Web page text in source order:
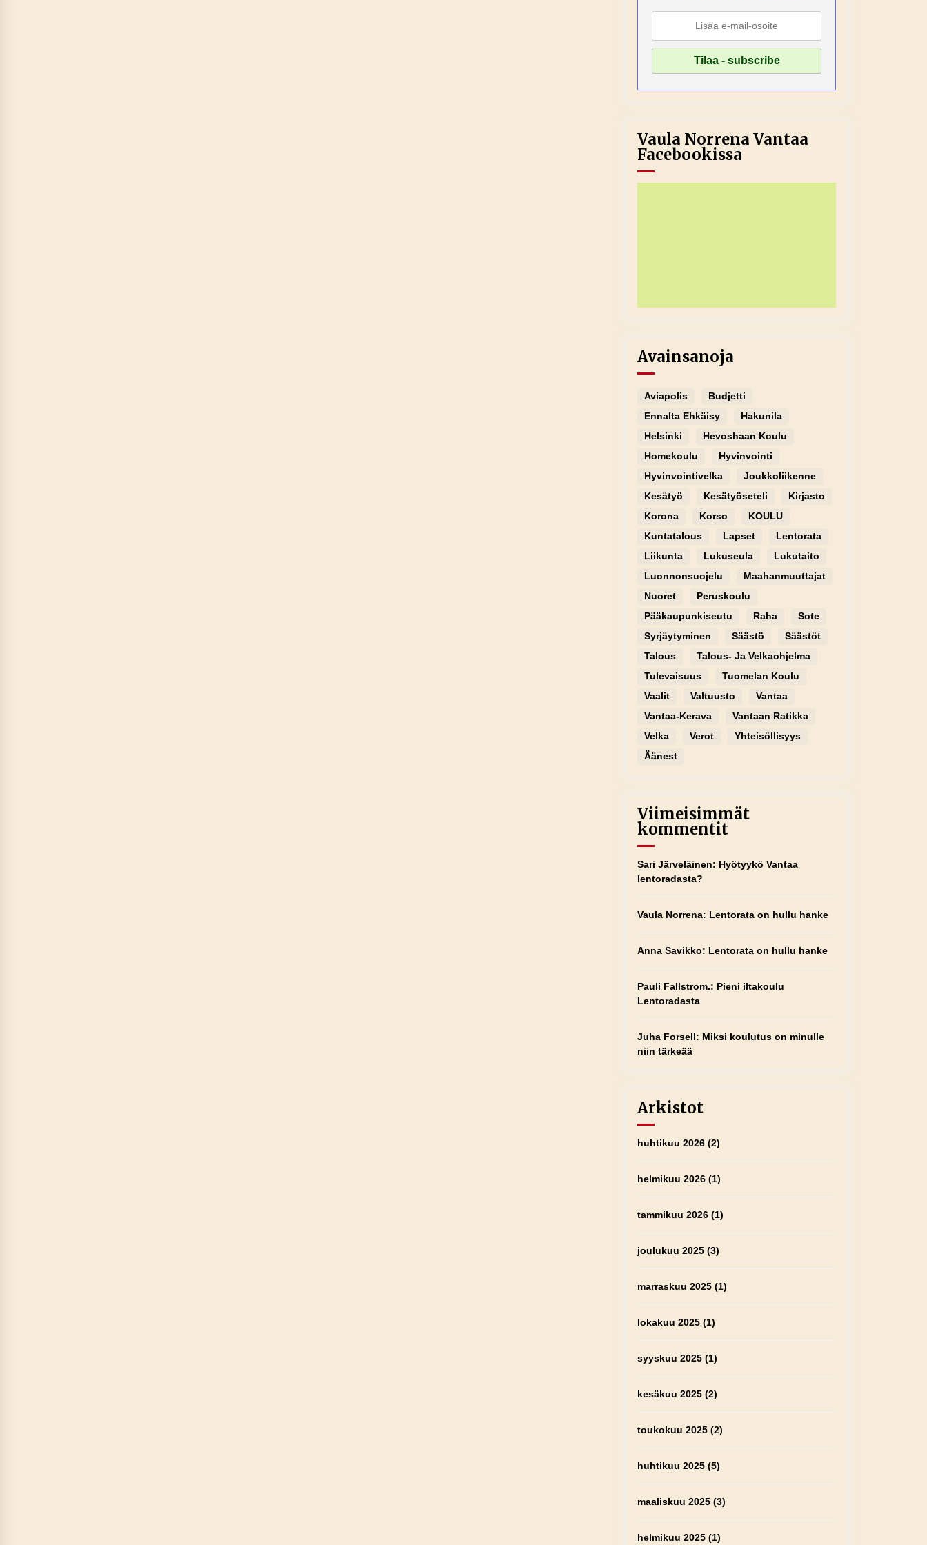
Vaula Norrena Vantaa
Facebookissa
Avainsanoja
Aviapolis
Budjetti
Ennalta Ehkäisy
Hakunila
Helsinki
Hevoshaan Koulu
Homekoulu
Hyvinvointi
Hyvinvointivelka
Joukkoliikenne
Kesätyö
Kesätyöseteli
Kirjasto
Korona
Korso
KOULU
Kuntatalous
Lapset
Lentorata
Liikunta
Lukuseula
Lukutaito
Luonnonsuojelu
Maahanmuuttajat
Nuoret
Peruskoulu
Pääkaupunkiseutu
Raha
Sote
Syrjäytyminen
Säästö
Säästöt
Talous
Talous- Ja Velkaohjelma
Tulevaisuus
Tuomelan Koulu
Vaalit
Valtuusto
Vantaa
Vantaa-Kerava
Vantaan Ratikka
Velka
Verot
Yhteisöllisyys
Äänest
Viimeisimmät
kommentit
Sari Järveläinen: Hyötyykö Vantaa
lentoradasta?
Vaula Norrena: Lentorata on hullu hanke
Anna Savikko: Lentorata on hullu hanke
Pauli Fallstrom.: Pieni iltakoulu
Lentoradasta
Juha Forsell: Miksi koulutus on minulle
niin tärkeää
Arkistot
huhtikuu 2026 (2)
helmikuu 2026 (1)
tammikuu 2026 (1)
joulukuu 2025 (3)
marraskuu 2025 (1)
lokakuu 2025 (1)
syyskuu 2025 (1)
kesäkuu 2025 (2)
toukokuu 2025 (2)
huhtikuu 2025 (5)
maaliskuu 2025 (3)
helmikuu 2025 (1)